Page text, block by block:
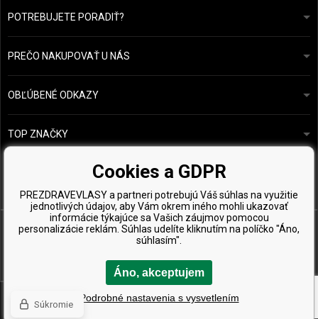
POTREBUJETE PORADIŤ?info@prozdravevlasy.cz
Odpovieme do 24 hodín.
PREČO NAKUPOVAŤ U NÁS
Obchodní podmínky
Ochrana osobních údajů
Přehled plateb a dopravy
OBĽÚBENÉ ODKAZY
Náš příběh
Vzorky zdarma
TOP ZNAČKY
Kérastase
Wella Professionals
Zenz Organic
Copyright © 2026 PreZdravéVlasy.sk, Všetky práva vyhradené
Cookies a GDPR
PREZDRAVEVLASY a partneri potrebujú Váš súhlas na využitie
jednotlivých údajov, aby Vám okrem iného mohli ukazovať
informácie týkajúce sa Vašich záujmov pomocou
personalizácie reklám. Súhlas udelíte kliknutím na políčko "Áno,
súhlasím".
Áno, akceptujem
Podrobné nastavenia s vysvetlením
Súkromie